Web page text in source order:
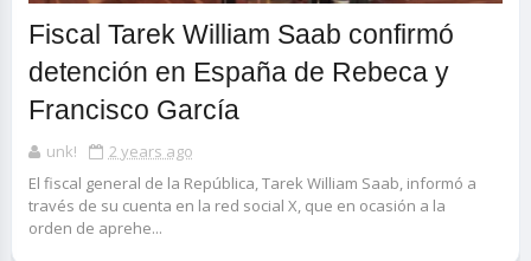
Fiscal Tarek William Saab confirmó
detención en España de Rebeca y
Francisco García
unk!
2 years ago
El fiscal general de la República, Tarek William Saab, informó a
través de su cuenta en la red social X, que en ocasión a la
orden de aprehe...